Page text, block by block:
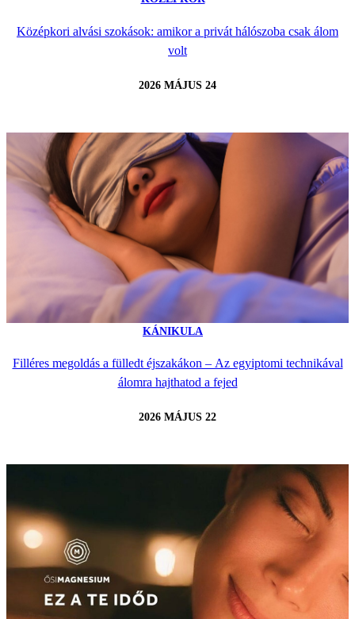
Középkori alvási szokások: amikor a privát hálószoba csak álom
volt
2026 MÁJUS 24
KÁNIKULA
Filléres megoldás a fülledt éjszakákon – Az egyiptomi technikával
álomra hajthatod a fejed
2026 MÁJUS 22